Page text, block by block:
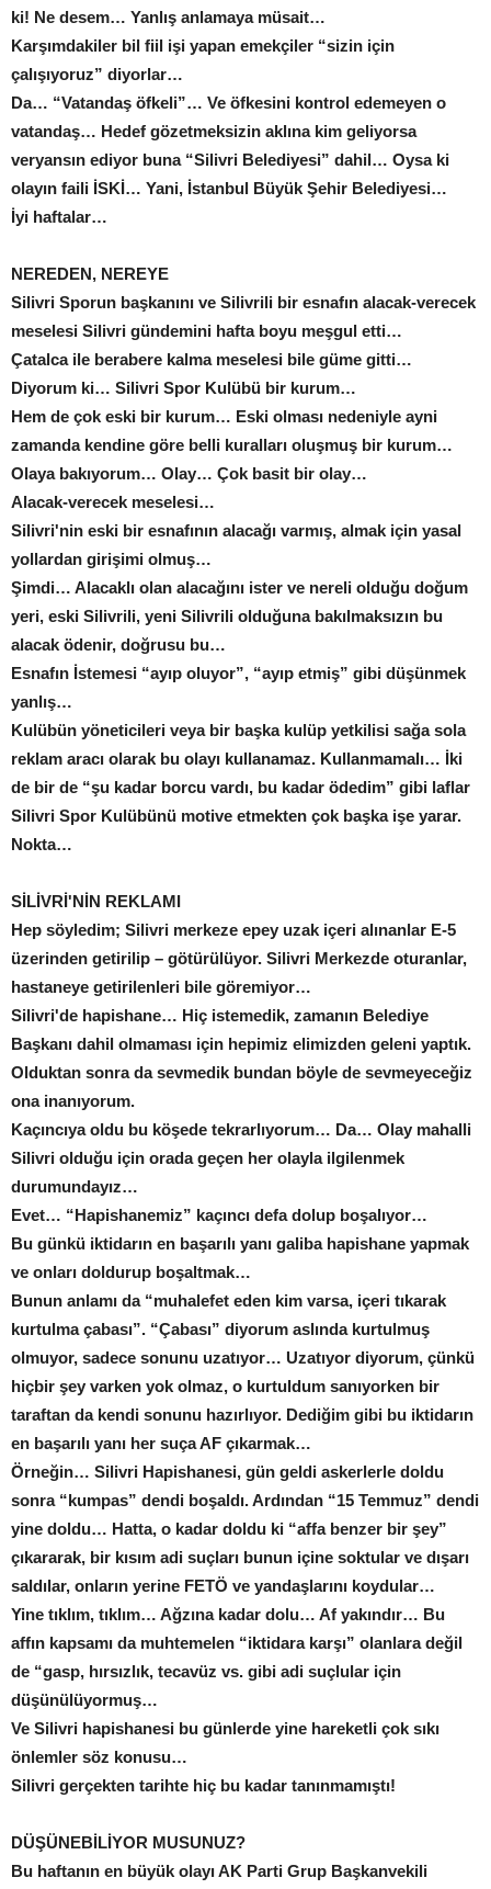
ki! Ne desem… Yanlış anlamaya müsait…
Karşımdakiler bil fiil işi yapan emekçiler “sizin için
çalışıyoruz” diyorlar…
Da… “Vatandaş öfkeli”… Ve öfkesini kontrol edemeyen o
vatandaş… Hedef gözetmeksizin aklına kim geliyorsa
veryansın ediyor buna “Silivri Belediyesi” dahil… Oysa ki
olayın faili İSKİ… Yani, İstanbul Büyük Şehir Belediyesi…
İyi haftalar…
NEREDEN, NEREYE
Silivri Sporun başkanını ve Silivrili bir esnafın alacak-verecek
meselesi Silivri gündemini hafta boyu meşgul etti…
Çatalca ile berabere kalma meselesi bile güme gitti…
Diyorum ki… Silivri Spor Kulübü bir kurum…
Hem de çok eski bir kurum… Eski olması nedeniyle ayni
zamanda kendine göre belli kuralları oluşmuş bir kurum…
Olaya bakıyorum… Olay… Çok basit bir olay…
Alacak-verecek meselesi…
Silivri'nin eski bir esnafının alacağı varmış, almak için yasal
yollardan girişimi olmuş…
Şimdi… Alacaklı olan alacağını ister ve nereli olduğu doğum
yeri, eski Silivrili, yeni Silivrili olduğuna bakılmaksızın bu
alacak ödenir, doğrusu bu…
Esnafın İstemesi “ayıp oluyor”, “ayıp etmiş” gibi düşünmek
yanlış…
Kulübün yöneticileri veya bir başka kulüp yetkilisi sağa sola
reklam aracı olarak bu olayı kullanamaz. Kullanmamalı… İki
de bir de “şu kadar borcu vardı, bu kadar ödedim” gibi laflar
Silivri Spor Kulübünü motive etmekten çok başka işe yarar.
Nokta…
SİLİVRİ'NİN REKLAMI
Hep söyledim; Silivri merkeze epey uzak içeri alınanlar E-5
üzerinden getirilip – götürülüyor. Silivri Merkezde oturanlar,
hastaneye getirilenleri bile göremiyor…
Silivri'de hapishane… Hiç istemedik, zamanın Belediye
Başkanı dahil olmaması için hepimiz elimizden geleni yaptık.
Olduktan sonra da sevmedik bundan böyle de sevmeyeceğiz
ona inanıyorum.
Kaçıncıya oldu bu köşede tekrarlıyorum… Da… Olay mahalli
Silivri olduğu için orada geçen her olayla ilgilenmek
durumundayız…
Evet… “Hapishanemiz” kaçıncı defa dolup boşalıyor…
Bu günkü iktidarın en başarılı yanı galiba hapishane yapmak
ve onları doldurup boşaltmak…
Bunun anlamı da “muhalefet eden kim varsa, içeri tıkarak
kurtulma çabası”. “Çabası” diyorum aslında kurtulmuş
olmuyor, sadece sonunu uzatıyor… Uzatıyor diyorum, çünkü
hiçbir şey varken yok olmaz, o kurtuldum sanıyorken bir
taraftan da kendi sonunu hazırlıyor. Dediğim gibi bu iktidarın
en başarılı yanı her suça AF çıkarmak…
Örneğin… Silivri Hapishanesi, gün geldi askerlerle doldu
sonra “kumpas” dendi boşaldı. Ardından “15 Temmuz” dendi
yine doldu… Hatta, o kadar doldu ki “affa benzer bir şey”
çıkararak, bir kısım adi suçları bunun içine soktular ve dışarı
saldılar, onların yerine FETÖ ve yandaşlarını koydular…
Yine tıklım, tıklım… Ağzına kadar dolu… Af yakındır… Bu
affın kapsamı da muhtemelen “iktidara karşı” olanlara değil
de “gasp, hırsızlık, tecavüz vs. gibi adi suçlular için
düşünülüyormuş…
Ve Silivri hapishanesi bu günlerde yine hareketli çok sıkı
önlemler söz konusu…
Silivri gerçekten tarihte hiç bu kadar tanınmamıştı!
DÜŞÜNEBİLİYOR MUSUNUZ?
Bu haftanın en büyük olayı AK Parti Grup Başkanvekili